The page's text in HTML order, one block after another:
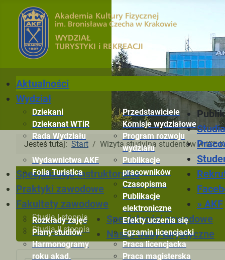
Aktualności
Wydział
Dziekani
Dziekanat WTiR
Rada Wydziału
Przedstawiciele
Komisje wydziałowe
Program rozwoju
wydziału
Wydawnictwa AKF
Folia Turistica
Publikacje
pracowników
Czasopisma
Publikacje
elektroniczne
Studia
Rozkłady zajęć
Plany studiów
Harmonogramy
roku akad.
Efekty uczenia się
Egzamin licencjacki
Praca licencjacka
Praca magisterska
» AKF
Jesteś tutaj: Start Wizyta studyjna studentów w ICE
Specjalizacje instruktorskie
Praktyki zawodowe
Fakultety zawodowe
Studia I stopnia
Studia II stopnia
Specjalności zawodowe
Nasze trasy turystyczne